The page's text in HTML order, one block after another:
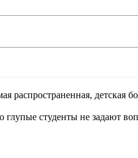
распространенная, детская
глупые студенты не задают